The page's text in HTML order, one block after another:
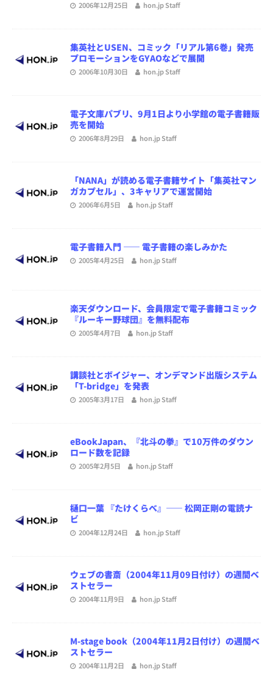
2006年12月25日 hon.jp Staff
集英社とUSEN、コミック「リアル第6巻」発売
プロモーションをGYAOなどで展開
2006年10月30日 hon.jp Staff
電子文庫パブリ、9月1日より小学館の電子書籍販
売を開始
2006年8月29日 hon.jp Staff
「NANA」が読める電子書籍サイト「集英社マン
ガカプセル」、3キャリアで運営開始
2006年6月5日 hon.jp Staff
電子書籍入門 ―― 電子書籍の楽しみかた
2005年4月25日 hon.jp Staff
楽天ダウンロード、会員限定で電子書籍コミック
『ルーキー野球団』を無料配布
2005年4月7日 hon.jp Staff
講談社とボイジャー、オンデマンド出版システム
「T-bridge」を発表
2005年3月17日 hon.jp Staff
eBookJapan、『北斗の拳』で10万件のダウン
ロード数を記録
2005年2月5日 hon.jp Staff
樋口一葉 『たけくらべ』―― 松岡正剛の電読ナ
ビ
2004年12月24日 hon.jp Staff
ウェブの書斎（2004年11月09日付け）の週間ベ
ストセラー
2004年11月9日 hon.jp Staff
M-stage book（2004年11月2日付け）の週間ベ
ストセラー
2004年11月2日 hon.jp Staff